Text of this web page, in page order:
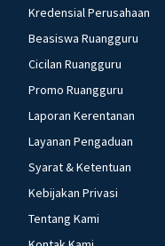
Kredensial Perusahaan
Beasiswa Ruangguru
Cicilan Ruangguru
Promo Ruangguru
Laporan Kerentanan
Layanan Pengaduan
Syarat & Ketentuan
Kebijakan Privasi
Tentang Kami